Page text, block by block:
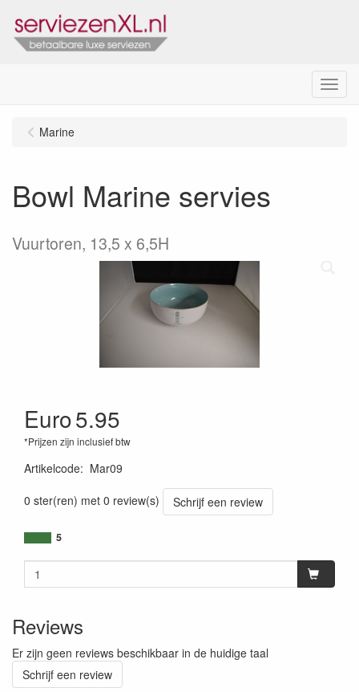
Menu
Marine
Bowl Marine servies
Vuurtoren, 13,5 x 6,5H
Euro5.95
*Prijzen zijn inclusief btw
Artikelcode: Mar09
0 ster(ren) met 0 review(s)
Schrijf een review
5
Reviews
Er zijn geen reviews beschikbaar in de huidige taal
Schrijf een review